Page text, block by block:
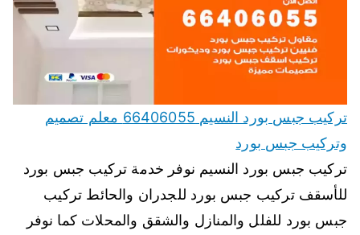
تركيب جبس بورد النسيم 66406055 معلم تصميم
وتركيب جبس بورد
تركيب جبس بورد النسيم نوفر خدمة تركيب جبس بورد
للأسقف تركيب جبس بورد للجدران والحائط تركيب
جبس بورد للفلل والمنازل والشقق والمحلات كما نوفر